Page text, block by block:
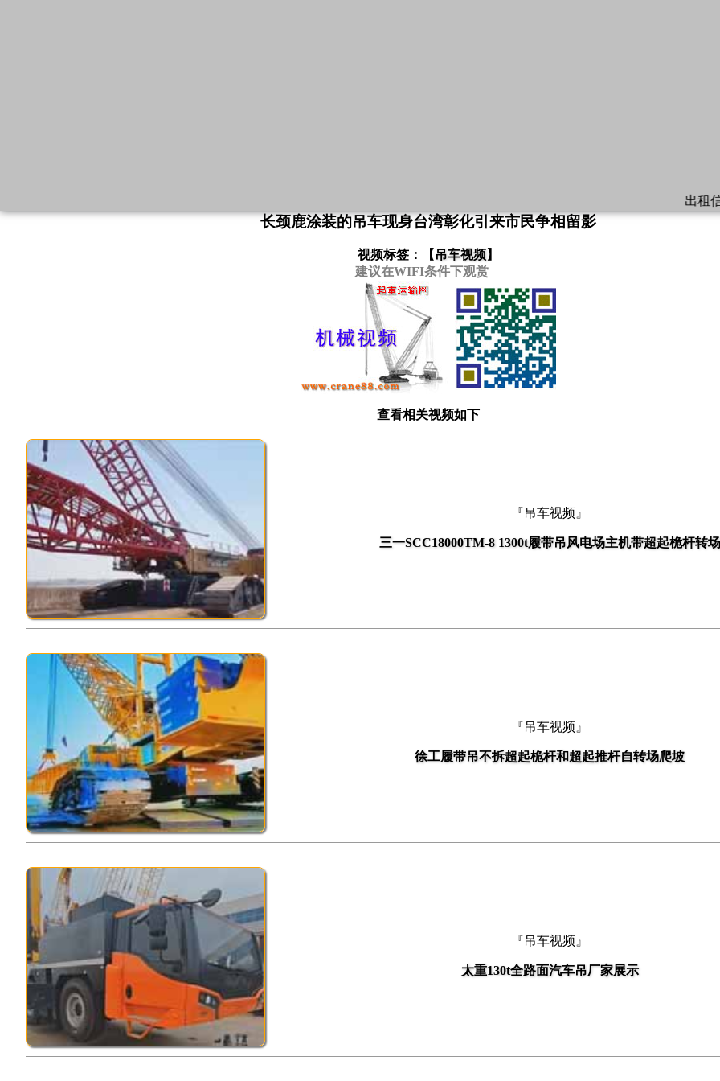
福建
长颈鹿涂装的吊车现身台湾彰化引来市民争相留影
视频标签：【 吊车视频】
建议在WIFI条件下观赏
查看相关视频如下
『吊车视频』
三一SCC18000TM-8 1300t履带吊风电场主机带超起桅杆转场
『吊车视频』
徐工履带吊不拆超起桅杆和超起推杆自转场爬坡
『吊车视频』
太重130t全路面汽车吊厂家展示